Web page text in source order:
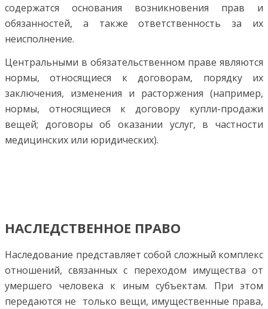
содержатся основания возникновения прав и
обязанностей, а также ответственность за их
неисполне­ние.
Центральными в обязательственном праве являются
нормы, относящиеся к договорам, порядку их
заключения, изменения и расторжения (например,
нормы, относящиеся к договору купли-продажи
вещей; договоры об оказании услуг, в частности
медицинских или юридических).
НАСЛЕДСТВЕННОЕ ПРАВО
Наследование представляет собой сложный комплекс
отношений, связанных с переходом имущества от
умерше­го человека к иным субъектам. При этом
передаются не только вещи, имущественные права,